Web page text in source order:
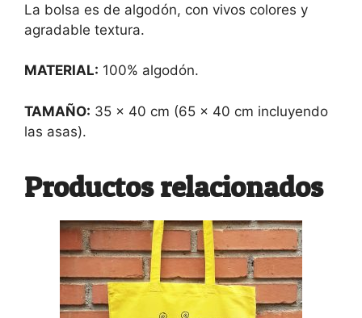
La bolsa es de algodón, con vivos colores y
agradable textura.
MATERIAL: 100% algodón.
TAMAÑO: 35 x 40 cm (65 x 40 cm incluyendo
las asas).
Productos relacionados